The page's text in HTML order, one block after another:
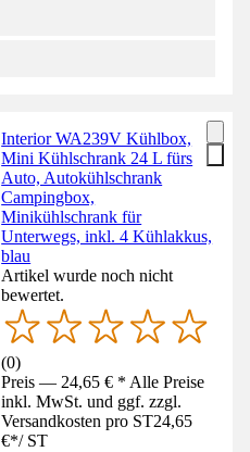
Interior WA239V Kühlbox,
Mini Kühlschrank 24 L fürs
Auto, Autokühlschrank
Campingbox,
Minikühlschrank für
Unterwegs, inkl. 4 Kühlakkus,
blau
Artikel wurde noch nicht
bewertet.
(0)
Preis — 24,65 € * Alle Preise
inkl. MwSt. und ggf. zzgl.
Versandkosten pro ST24,65
€*/ ST